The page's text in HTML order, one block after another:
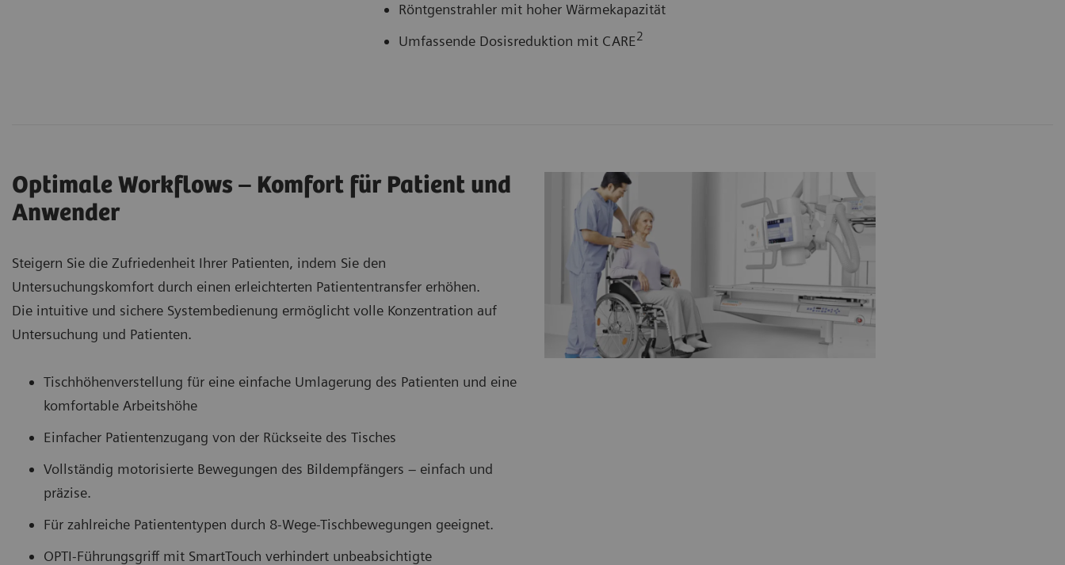
Röntgenstrahler mit hoher Wärmekapazität
Umfassende Dosisreduktion mit CARE2
Optimale Workflows – Komfort für Patient und
Anwender
Steigern Sie die Zufriedenheit Ihrer Patienten, indem Sie den
Untersuchungskomfort durch einen erleichterten Patiententransfer erhöhen.
Die intuitive und sichere Systembedienung ermöglicht volle Konzentration auf
Untersuchung und Patienten.
Tischhöhenverstellung für eine einfache Umlagerung des Patienten und eine
komfortable Arbeitshöhe
Einfacher Patientenzugang von der Rückseite des Tisches
Vollständig motorisierte Bewegungen des Bildempfängers – einfach und
präzise.
Für zahlreiche Patiententypen durch 8-Wege-Tischbewegungen geeignet.
OPTI-Führungsgriff mit SmartTouch verhindert unbeabsichtigte